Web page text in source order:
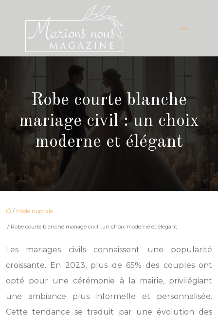
Robe courte blanche
mariage civil : un choix
moderne et élégant
/ Mode nuptiale
/ Robe courte blanche mariage civil : un choix moderne et élégant
Les mariages civils connaissent une popularité
croissante. En 2023, plus de 65% des couples ont
opté pour une cérémonie à la mairie, privilégiant
une ambiance plus informelle et personnalisée.
Cette tendance se traduit par une évolution des